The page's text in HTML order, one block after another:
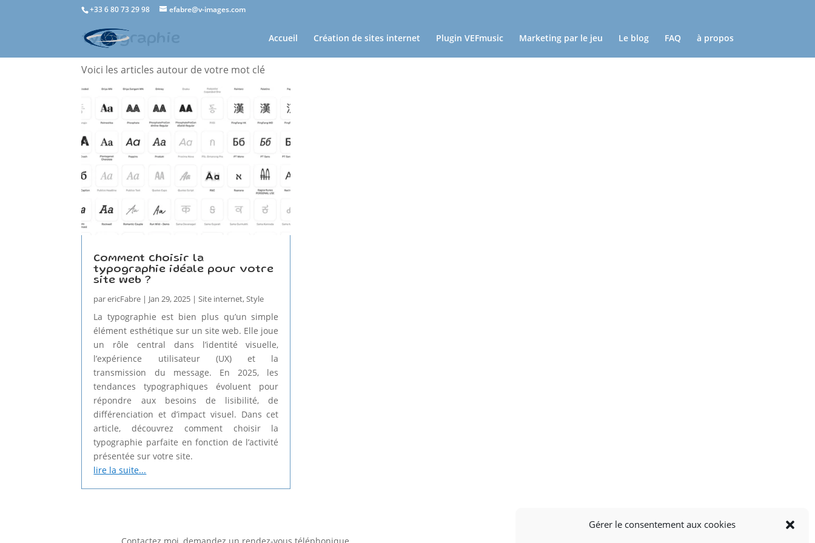
Gérer le consentement aux cookies
+33 6 80 73 29 98 efabre@v-images.com
Accueil Création de sites internet Plugin VEFmusic Marketing par le jeu Le blog FAQ à propos
typographie
Voici les articles autour de votre mot clé
Comment choisir la
typographie idéale pour votre
site web ?
parericFabre | Jan 29, 2025 |Site internet,Style
La typographie est bien plus qu’un simple
élément esthétique sur un site web. Elle joue
un rôle central dans l’identité visuelle,
l’expérience utilisateur (UX) et la
transmission du message. En 2025, les
tendances typographiques évoluent pour
répondre aux besoins de lisibilité, de
différenciation et d’impact visuel. Dans cet
article, découvrez comment choisir la
typographie parfaite en fonction de l’activité
présentée sur votre site.
lire la suite...